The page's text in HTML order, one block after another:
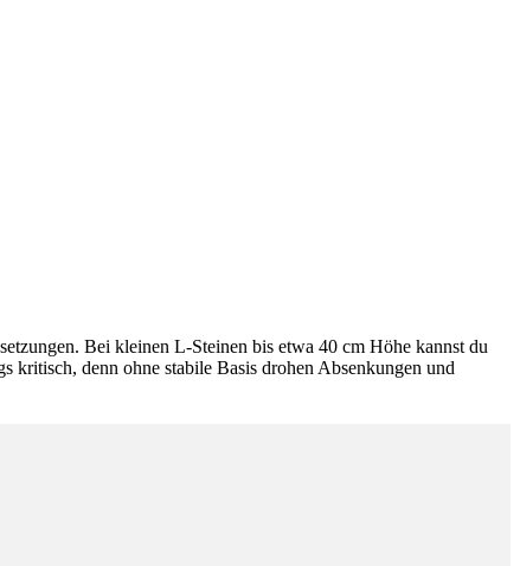
Bei kleinen L-Steinen bis etwa 40 cm Höhe kannst du
kritisch, denn ohne stabile Basis drohen Absenkungen und